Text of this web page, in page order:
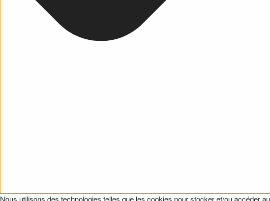
Nous utilisons des technologies telles que les cookies pour stocker et/ou accéder